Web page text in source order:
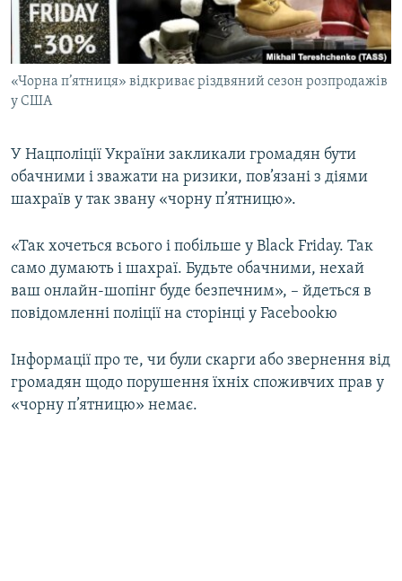
СПЕЦПРОЄКТИ
ПОДКАСТИ
КРИМ РЕАЛІЇ
УКР
КТАТ
ДОЛУЧАЙСЯ!
Усі сайти RFE/RL
«Чорна п’ятниця» відкриває різдвяний сезон розпродажів
у США
У Нацполіції України закликали громадян бути
обачними і зважати на ризики, пов’язані з діями
шахраїв у так звану «чорну п’ятницю».
«Так хочеться всього і побільше у Black Friday. Так
само думають і шахраї. Будьте обачними, нехай
ваш онлайн-шопінг буде безпечним», – йдеться в
повідомленні поліції на сторінці у Facebookю
Інформації про те, чи були скарги або звернення від
громадян щодо порушення їхніх споживчих прав у
«чорну п’ятницю» немає.